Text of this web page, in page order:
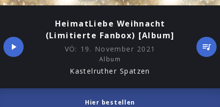
HeimatLiebe Weihnacht
(Limitierte Fanbox) [Album]
VÖ: 19. November 2021
Album
Kastelruther Spatzen
Hier bestellen